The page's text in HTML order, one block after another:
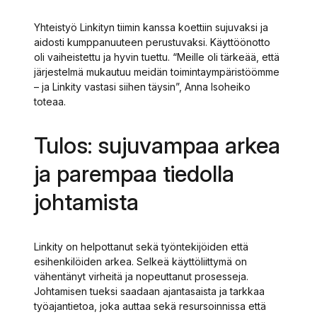
Yhteistyö Linkityn tiimin kanssa koettiin sujuvaksi ja
aidosti kumppanuuteen perustuvaksi. Käyttöönotto
oli vaiheistettu ja hyvin tuettu. “Meille oli tärkeää, että
järjestelmä mukautuu meidän toimintaympäristöömme
– ja Linkity vastasi siihen täysin”, Anna Isoheiko
toteaa.
Tulos: sujuvampaa arkea
ja parempaa tiedolla
johtamista
Linkity on helpottanut sekä työntekijöiden että
esihenkilöiden arkea. Selkeä käyttöliittymä on
vähentänyt virheitä ja nopeuttanut prosesseja.
Johtamisen tueksi saadaan ajantasaista ja tarkkaa
työajantietoa, joka auttaa sekä resursoinnissa että